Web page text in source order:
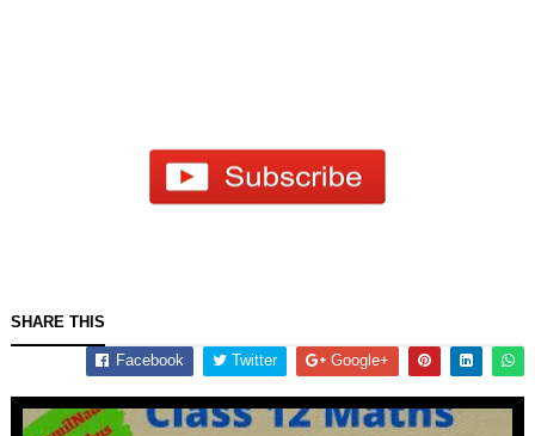
SHARE THIS
Facebook Twitter Google+